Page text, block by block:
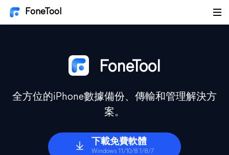
FoneTool
FoneTool
全方位的iPhone數據備份、傳輸和管理解決方
案。
下載免費軟體
Windows 11/10/8.1/8/7